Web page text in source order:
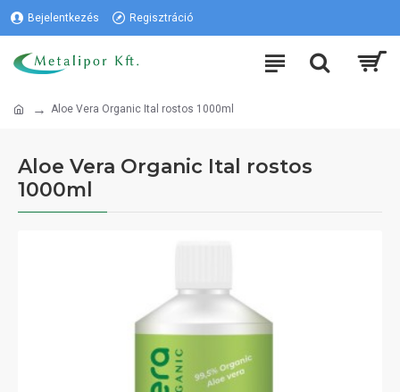
Bejelentkezés Regisztráció
Aloe Vera Organic Ital rostos 1000ml
Aloe Vera Organic Ital rostos
1000ml